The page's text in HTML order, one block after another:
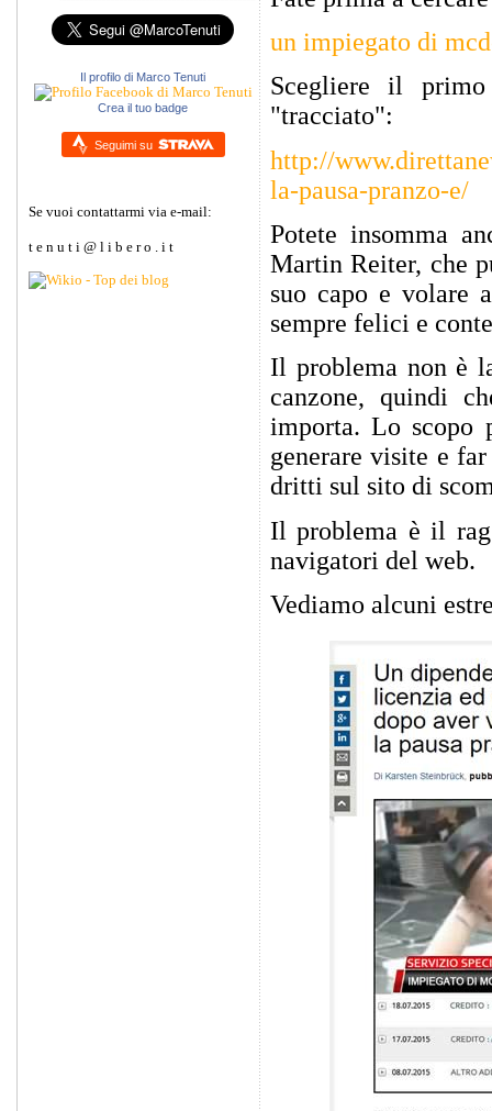
Il profilo di Marco Tenuti
Crea il tuo badge
Seguimi su
Se vuoi contattarmi via e-mail:
t e n u t i @ l i b e r o . i t
un impiegato di
Scegliere il
"tracciato":
http://
la-pausa-pranzo-e/
Potete insomma
Martin Reiter, che
suo capo e volare
sempre felici e
Il problema non è
canzone, quindi
importa. Lo scopo
generare visite e
dritti sul sito di
Il problema è il
navigatori del web.
Vediamo alcuni